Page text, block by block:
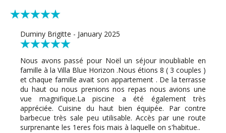
Duminy Brigitte - January 2025
Nous avons passé pour Noël un séjour inoubliable en
famille à la Villa Blue Horizon .Nous étions 8 ( 3 couples )
et chaque famille avait son appartement . De la terrasse
du haut ou nous prenions nos repas nous avions une
vue magnifique.La piscine a été également très
appréciée. Cuisine du haut bien équipée. Par contre
barbecue très sale peu utilisable. Accès par une route
surprenante les 1eres fois mais à laquelle on s'habitue..